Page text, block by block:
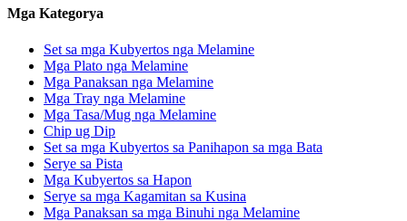
Mga Kategorya
Set sa mga Kubyertos nga Melamine
Mga Plato nga Melamine
Mga Panaksan nga Melamine
Mga Tray nga Melamine
Mga Tasa/Mug nga Melamine
Chip ug Dip
Set sa mga Kubyertos sa Panihapon sa mga Bata
Serye sa Pista
Mga Kubyertos sa Hapon
Serye sa mga Kagamitan sa Kusina
Mga Panaksan sa mga Binuhi nga Melamine